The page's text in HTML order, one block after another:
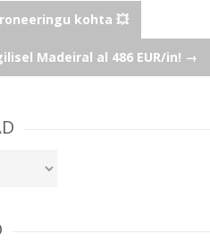
kohta 💥
Madeiral al 486 EUR/in! →